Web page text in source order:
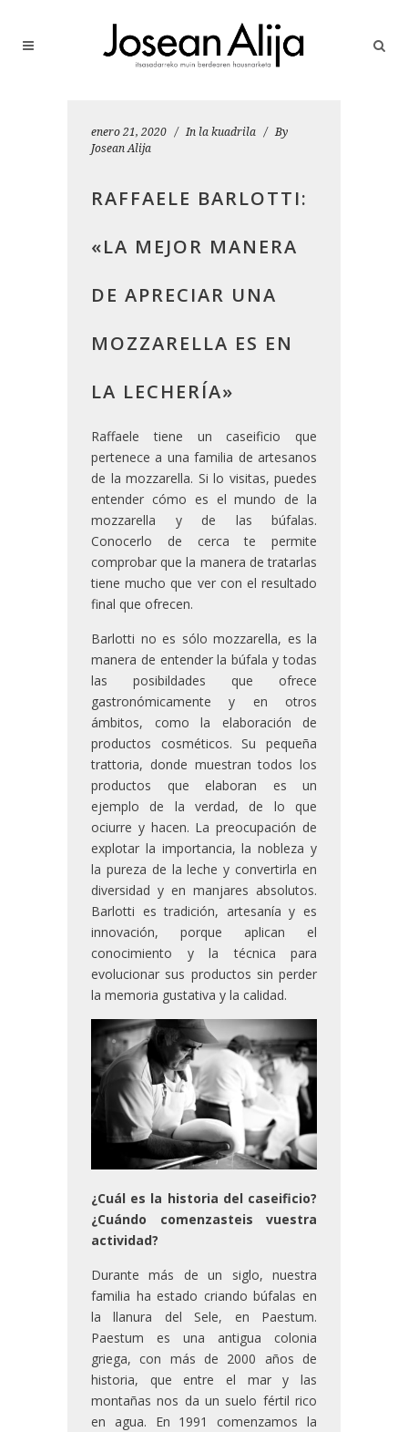
enero 21, 2020 In la kuadrila
By
Josean Alija
RAFFAELE BARLOTTI:
«LA MEJOR MANERA
DE APRECIAR UNA
MOZZARELLA ES EN
LA LECHERÍA»
Raffaele tiene un caseificio que
pertenece a una familia de artesanos
de la mozzarella. Si lo visitas, puedes
entender cómo es el mundo de la
mozzarella y de las búfalas.
Conocerlo de cerca te permite
comprobar que la manera de tratarlas
tiene mucho que ver con el resultado
final que ofrecen.
Barlotti no es sólo mozzarella, es la
manera de entender la búfala y todas
las posibildades que ofrece
gastronómicamente y en otros
ámbitos, como la elaboración de
productos cosméticos. Su pequeña
trattoria, donde muestran todos los
productos que elaboran es un
ejemplo de la verdad, de lo que
ociurre y hacen. La preocupación de
explotar la importancia, la nobleza y
la pureza de la leche y convertirla en
diversidad y en manjares absolutos.
Barlotti es tradición, artesanía y es
innovación, porque aplican el
conocimiento y la técnica para
evolucionar sus productos sin perder
la memoria gustativa y la calidad.
¿Cuál es la historia del caseificio?
¿Cuándo comenzasteis vuestra
actividad?
Durante más de un siglo, nuestra
familia ha estado criando búfalas en
la llanura del Sele, en Paestum.
Paestum es una antigua colonia
griega, con más de 2000 años de
historia, que entre el mar y las
montañas nos da un suelo fértil rico
en agua. En 1991 comenzamos la